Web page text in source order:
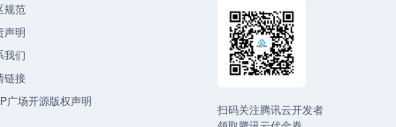
规范
声明
我们
链接
广场开源版权声明
扫码关注腾讯云开发者